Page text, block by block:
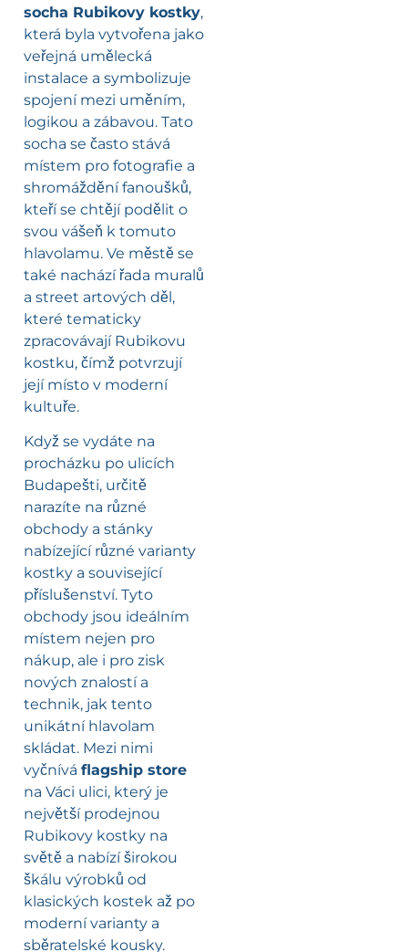
socha Rubikovy kostky,
která byla vytvořena jako
veřejná umělecká
instalace a symbolizuje
spojení mezi uměním,
logikou a zábavou. Tato
socha se často stává
místem pro fotografie a
shromáždění fanoušků,
kteří se chtějí podělit o
svou vášeň k tomuto
hlavolamu. Ve městě se
také nachází řada muralů
a street artových děl,
které tematicky
zpracovávají Rubikovu
kostku, čímž potvrzují
její místo v moderní
kultuře.
Když se vydáte na
procházku po ulicích
Budapešti, určitě
narazíte na různé
obchody a stánky
nabízející různé varianty
kostky a související
příslušenství. Tyto
obchody jsou ideálním
místem nejen pro
nákup, ale i pro zisk
nových znalostí a
technik, jak tento
unikátní hlavolam
skládat. Mezi nimi
vyčnívá flagship store
na Váci ulici, který je
největší prodejnou
Rubikovy kostky na
světě a nabízí širokou
škálu výrobků od
klasických kostek až po
moderní varianty a
sběratelské kousky.